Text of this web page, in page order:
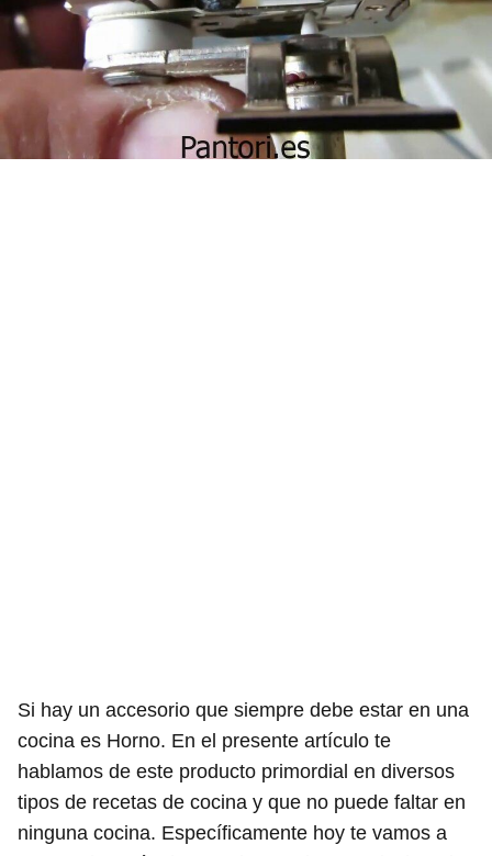
Si hay un accesorio que siempre debe estar en una
cocina es Horno. En el presente artículo te
hablamos de este producto primordial en diversos
tipos de recetas de cocina y que no puede faltar en
ninguna cocina. Específicamente hoy te vamos a